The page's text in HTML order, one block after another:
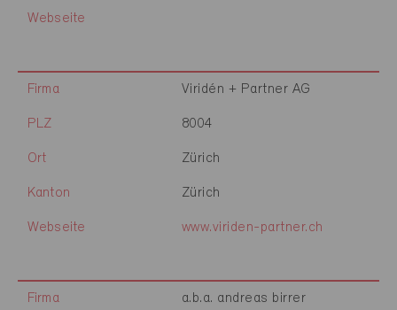
Webseite
Firma Viridén + Partner AG
PLZ 8004
Ort Zürich
Kanton Zürich
Webseite www.viriden-partner.ch
Firma
a.b.a. andreas birrer